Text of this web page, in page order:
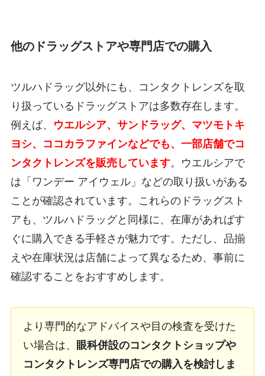
他のドラッグストアや専門店での購入
ツルハドラッグ以外にも、コンタクトレンズを取
り扱っているドラッグストアは多数存在します。
例えば、
ウエルシア、サンドラッグ、マツモトキ
ヨシ、ココカラファインなどでも、一部店舗でコ
ンタクトレンズを販売しています。ウエルシアで
は「ワンデー アイウェル」などの取り扱いがある
ことが確認されています。これらのドラッグスト
アも、ツルハドラッグと同様に、在庫があればす
ぐに購入できる手軽さが魅力です。ただし、品揃
えや在庫状況は店舗によって異なるため、事前に
確認することをおすすめします。
より専門的なアドバイスや目の検査を受けた
い場合は、
眼科併設のコンタクトショップや
コンタクトレンズ専門店での購入を検討しま